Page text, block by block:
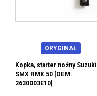
ORYGINAŁ
Kopka, starter nożny Suzuki
SMX RMX 50 [OEM:
2630003E10]